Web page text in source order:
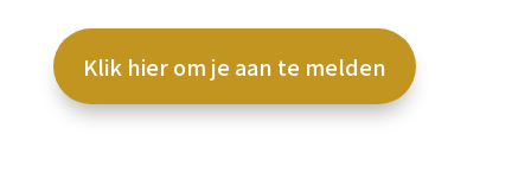
Klik hier om je aan te melden